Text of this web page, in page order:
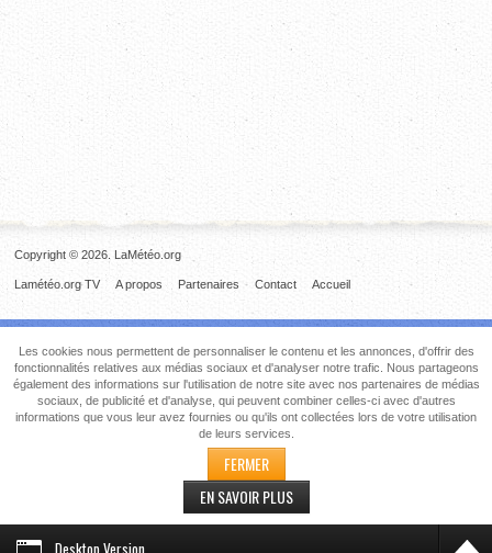
Copyright © 2026. LaMétéo.org
Accueil
Contact
Partenaires
A propos
Lamétéo.org TV
Desktop Version
Les cookies nous permettent de personnaliser le contenu et les annonces, d'offrir des
fonctionnalités relatives aux médias sociaux et d'analyser notre trafic. Nous partageons
également des informations sur l'utilisation de notre site avec nos partenaires de médias
sociaux, de publicité et d'analyse, qui peuvent combiner celles-ci avec d'autres
informations que vous leur avez fournies ou qu'ils ont collectées lors de votre utilisation
de leurs services.
FERMER
EN SAVOIR PLUS